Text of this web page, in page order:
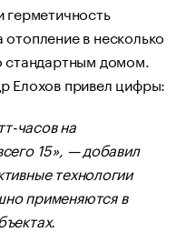
герметичность
в несколько
стандартным домом.
Елохов привел цифры:
часов на
15», — добавил
технологии
применяются в